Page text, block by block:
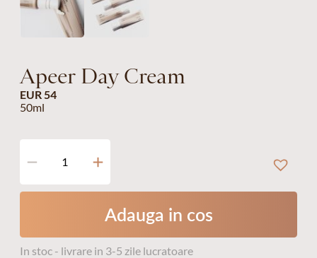
Apeer Day Cream
50ml
EUR 54
In stoc - livrare in 3-5 zile lucratoare
Cantitate
Apeer
Day
Adauga in cos